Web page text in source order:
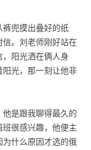
兜摸出叠好的纸
。刘老师刚好站在
阳光洒在俩人身
阳光，那一刻让他非
是跟我聊得最久的
很感兴趣，他便主
什么原因才选的俄